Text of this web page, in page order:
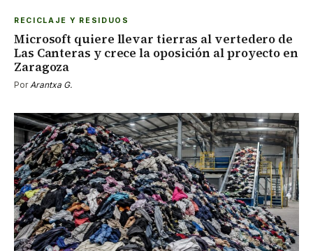
RECICLAJE Y RESIDUOS
Microsoft quiere llevar tierras al vertedero de
Las Canteras y crece la oposición al proyecto en
Zaragoza
PorArantxa G.